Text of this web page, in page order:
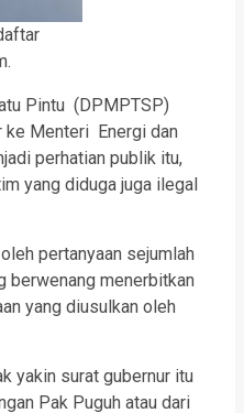
Pintu (DPMPTSP)
ke Menteri Energi dan
perhatian publik itu,
yang diduga juga ilegal
pertanyaan sejumlah
berwenang menerbitkan
yang diusulkan oleh
yakin surat gubernur itu
Pak Puguh atau dari